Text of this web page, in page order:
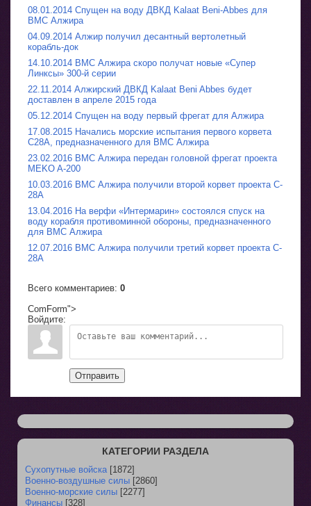
08.01.2014 Спущен на воду ДВКД Kalaat Beni-Abbes для
ВМС Алжира
04.09.2014 Алжир получил десантный вертолетный
корабль-док
14.10.2014 ВМС Алжира скоро получат новые «Супер
Линксы» 300-й серии
22.11.2014 Алжирский ДВКД Kalaat Beni Abbes будет
доставлен в апреле 2015 года
05.12.2014 Спущен на воду первый фрегат для Алжира
17.08.2015 Начались морские испытания первого корвета
C28A, предназначенного для ВМС Алжира
23.02.2016 ВМС Алжира передан головной фрегат проекта
MEKO A-200
10.03.2016 ВМС Алжира получили второй корвет проекта C-
28A
13.04.2016 На верфи «Интермарин» состоялся спуск на
воду корабля противоминной обороны, предназначенного
для ВМС Алжира
12.07.2016 ВМС Алжира получили третий корвет проекта C-
28A
Всего комментариев: 0
ComForm">
Войдите:
Отправить
КАТЕГОРИИ РАЗДЕЛА
Сухопутные войска [1872]
Военно-воздушные силы [2860]
Военно-морские силы [2277]
Финансы [328]